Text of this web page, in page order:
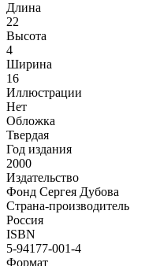
Длина
22
Высота
4
Ширина
16
Иллюстрации
Нет
Обложка
Твердая
Год издания
2000
Издательство
Фонд Сергея Дубова
Страна-производитель
Россия
ISBN
5-94177-001-4
Формат